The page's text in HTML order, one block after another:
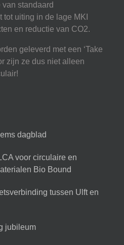
standaard
tot uiting in de lage MKI
en reductie van CO2.
geleverd met een ‘Take
zijn ze dus niet alleen
dagblad
voor circulaire en
Bio Bound
tussen Ulft en
jubileum